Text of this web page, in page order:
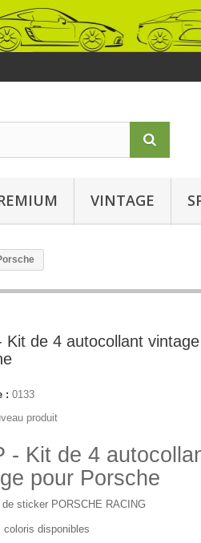
VINTAGE
Kit de 4 autocollant
: 0133
produit
- Kit de 4
pour Porsche
sticker PORSCHE RACING
coloris disponibles